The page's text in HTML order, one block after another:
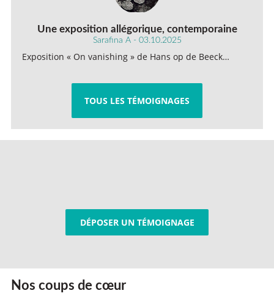
Une exposition allégorique, contemporaine
Sarafina A - 03.10.2025
Exposition « On vanishing » de Hans op de Beeck…
TOUS LES TÉMOIGNAGES
DÉPOSER UN TÉMOIGNAGE
Nos coups de cœur